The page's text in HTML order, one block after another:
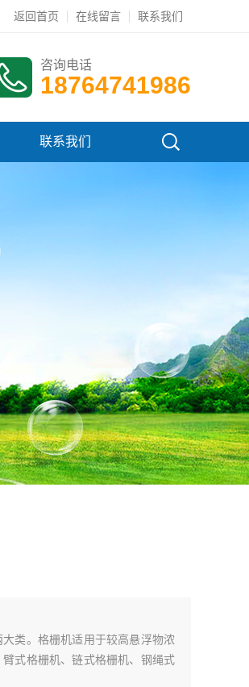
返回首页 在线留言 联系我们
咨询电话
18764741986
联系我们
类。格栅机适用于较高悬浮物浓
式格栅机、链式格栅机、钢绳式